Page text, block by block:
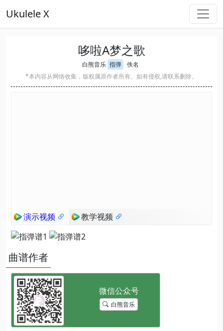
Ukulele X
哆啦A梦之歌
白熊音乐 指弹
佚名
*本内容从网络收集，版权属原作者所有。如有侵权,请联系删除。
演示视频 教学视频
曲谱作者
白熊音乐